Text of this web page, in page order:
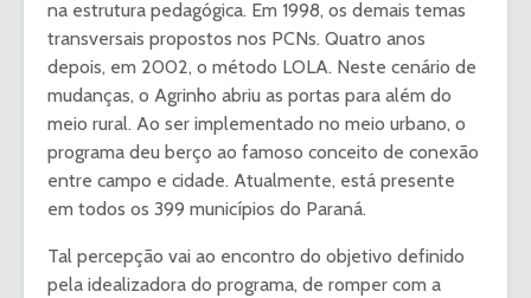
na estrutura pedagógica. Em 1998, os demais temas
transversais propostos nos PCNs. Quatro anos
depois, em 2002, o método LOLA. Neste cenário de
mudanças, o Agrinho abriu as portas para além do
meio rural. Ao ser implementado no meio urbano, o
programa deu berço ao famoso conceito de conexão
entre campo e cidade. Atualmente, está presente
em todos os 399 municípios do Paraná.
Tal percepção vai ao encontro do objetivo definido
pela idealizadora do programa, de romper com a